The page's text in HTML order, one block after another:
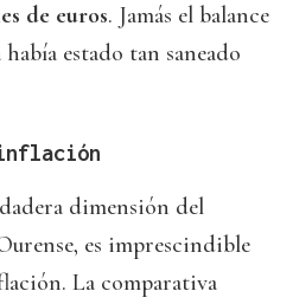
de euros. Jamás el balance
estado tan saneado
dimensión del
es imprescindible
La comparativa